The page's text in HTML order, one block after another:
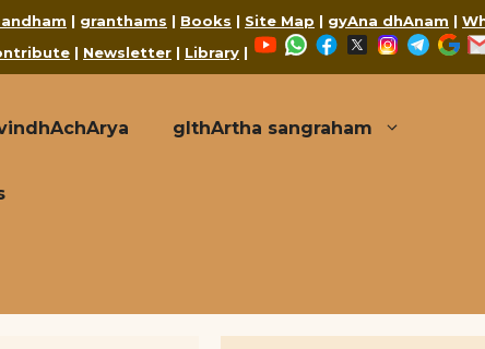
| granthams | Books | Site Map | gyAna dhAnam |
| Newsletter | Library |
YouTubeWhatsApp
Facebook
X Instagram
gIthArtha sangraham